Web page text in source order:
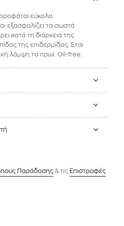
εύκολα.
εξασφαλίζει τα σωστά
κατά τη διάρκεια της
της επιδερμίδας. Έτσι
λάμψη το πρωί. Oil-free.
Παράδοσης & τις Επιστροφές